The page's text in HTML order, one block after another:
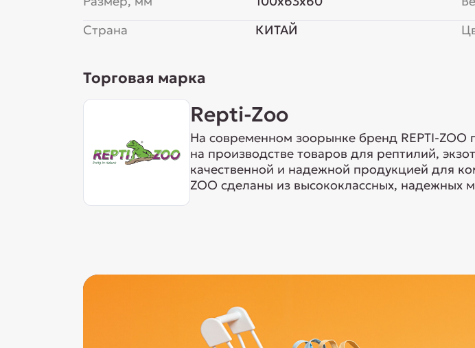
Страна
КИТАЙ
Торговая марка
Repti-Zoo
На современном зоорынке бренд REPTI-ZOO
на производстве товаров для рептилий,
качественной и надежной продукцией для
ZOO сделаны из высококлассных, надежных